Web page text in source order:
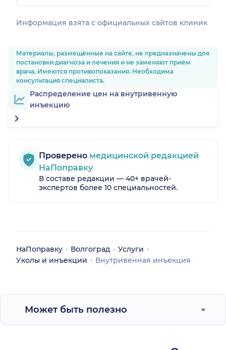
Информация взята c официальных сайтов клиник
Материалы, размещённые на сайте, не предназначены для
постановки диагноза и лечения и не заменяют приём
врача. Имеются противопоказания. Необходима
консультация специалиста.
Распределение цен на внутривенную
инъекцию
Проверено медицинской редакцией
НаПоправку
В составе редакции — 40+ врачей-
экспертов более 10 специальностей.
НаПоправку Волгоград
Услуги
Уколы и инъекции
Внутривенная инъекция
Может быть полезно